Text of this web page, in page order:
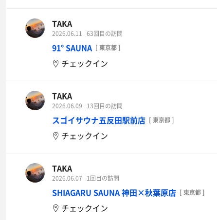
TAKA
2026.06.11 63回目の訪問
91° SAUNA [ 東京都 ]
チェックイン
TAKA
2026.06.09 13回目の訪問
スゴイサウナ五反田駅前店 [ 東京都 ]
チェックイン
TAKA
2026.06.07 1回目の訪問
SHIAGARU SAUNA 神田×秋葉原店 [ 東京都 ]
チェックイン